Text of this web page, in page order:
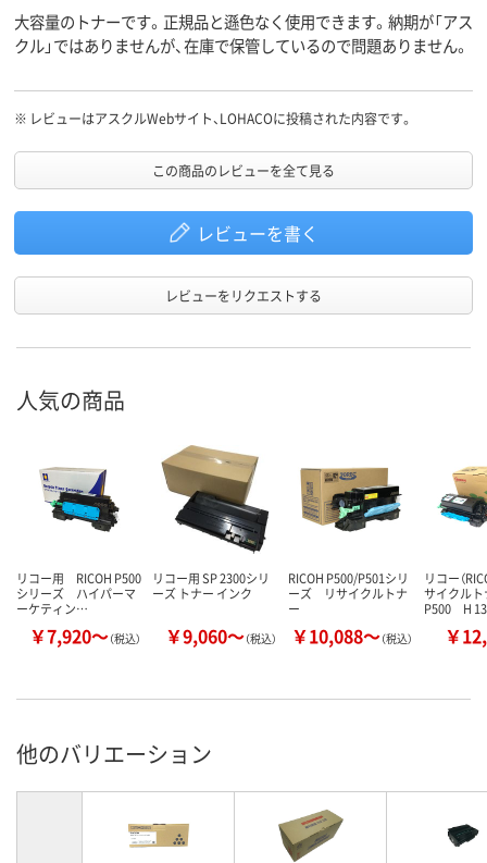
大容量のトナーです。正規品と遜色なく使用できます。納期が「アス
クル」ではありませんが、在庫で保管しているので問題ありません。
※ レビューはアスクルWebサイト、LOHACOに投稿された内容です。
この商品のレビューを全て見る
レビューを書く
レビューをリクエストする
人気の商品
リコー用 RICOH P500
シリーズ ハイパーマ
ーケティン…
￥7,920～（税込）
リコー用 SP 2300シリ
ーズ トナー インク
￥9,060～（税込）
RICOH P500/P501シリ
ーズ リサイクルトナ
ー
￥10,088～（税込）
リコー（
サイクル
P500 H
￥
他のバリエーション